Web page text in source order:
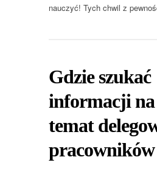
nauczyć! Tych chwil z
Gdzie szukać
informacji na
temat
pracowników